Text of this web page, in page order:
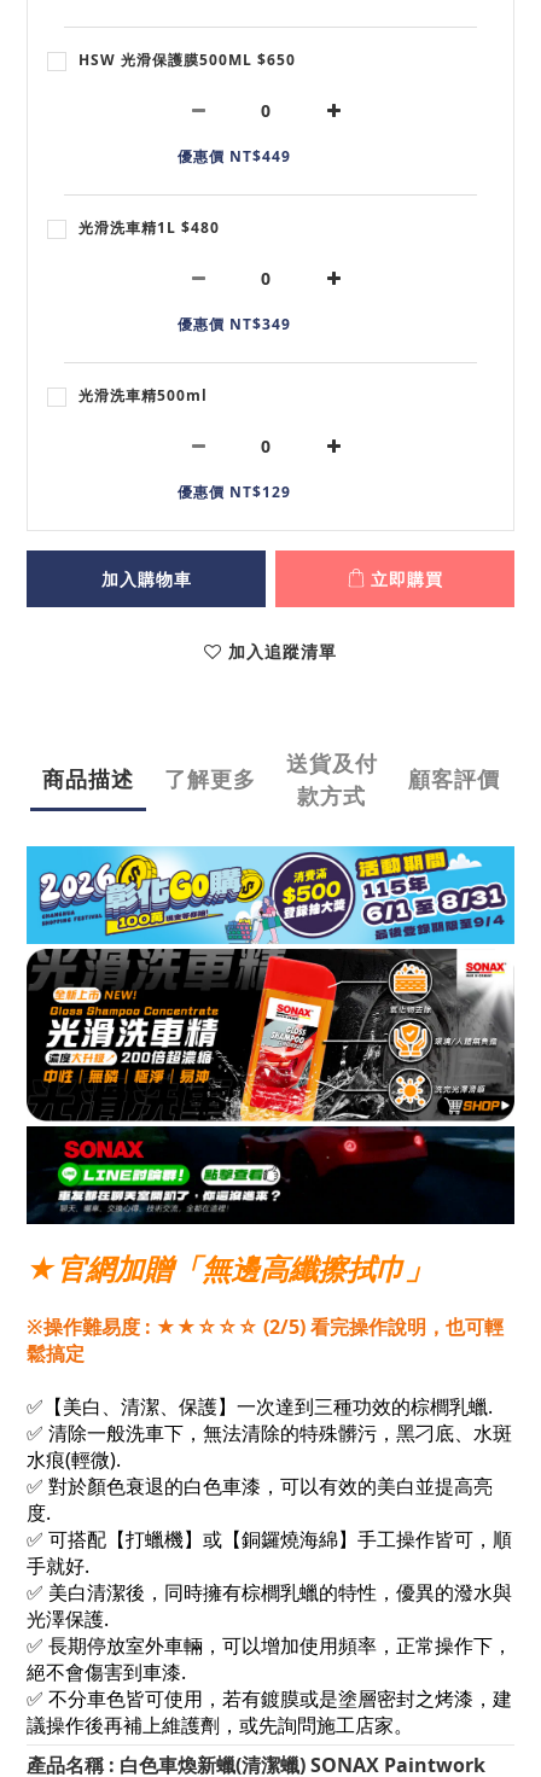
HSW 光滑保護膜500ML $650
優惠價 NT$449
光滑洗車精1L $480
優惠價 NT$349
光滑洗車精500ml
優惠價 NT$129
加入購物車 立即購買
加入追蹤清單
商品描述 了解更多
送貨及付
款方式
顧客評價
★官網加贈「無邊高纖擦拭巾」
※操作難易度 : ★★☆☆☆ (2/5) 看完操作說明，也可輕
鬆搞定
✅【美白、清潔、保護】一次達到三種功效的棕櫚乳蠟.
✅ 清除一般洗車下，無法清除的特殊髒污，黑刁底、水斑
水痕(輕微).
✅ 對於顏色衰退的白色車漆，可以有效的美白並提高亮
度.
✅ 可搭配【打蠟機】或【銅鑼燒海綿】手工操作皆可，順
手就好.
✅ 美白清潔後，同時擁有棕櫚乳蠟的特性，優異的潑水與
光澤保護.
✅ 長期停放室外車輛，可以增加使用頻率，正常操作下，
絕不會傷害到車漆.
✅ 不分車色皆可使用，若有鍍膜或是塗層密封之烤漆，建
議操作後再補上維護劑，或先詢問施工店家。
產品名稱 : 白色車煥新蠟(清潔蠟)SONAX Paintwork